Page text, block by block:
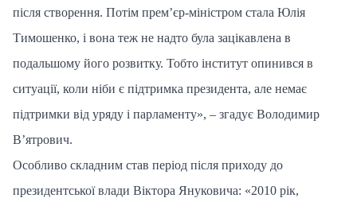
після створення. Потім прем’єр-міністром стала Юлія
Тимошенко, і вона теж не надто була зацікавлена в
подальшому його розвитку. Тобто інститут опинився в
ситуації, коли ніби є підтримка президента, але немає
підтримки від уряду і парламенту», – згадує Володимир
В’ятрович.
Особливо складним став період після приходу до
президентської влади Віктора Януковича: «2010 рік,